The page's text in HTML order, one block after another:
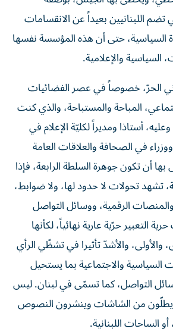
تضم اللبنانيين بعيداً عن الانقسامات
السياسية، حتى أن هذه المؤسسة نفسها
السياسية والإعلامية.
الحرّ، خصوصاً في عصر الفضائيات
المباحة والمستباحة، والذي كنت
أستاذا ومديراً لكليّة الإعلام في
في الصحافة والعلاقات العامة
بها أن تكون جوهرة السلطة الرابعة، فإذا
تشهد تحولات لا حدود لها، ولا ضوابط،
الرقمية، ووسائل التواصل
التعبير حرّية عارية نهائياً، لكأنها
والأولى، والأشدّ تأثيرا في تشظّي الرأي
السياسية والاجتماعية بما يستحيل
التواصل، كما تسمّى في لبنان. ليس
من الشاشات وينشرون النصوص
الساحات اللبنانية.